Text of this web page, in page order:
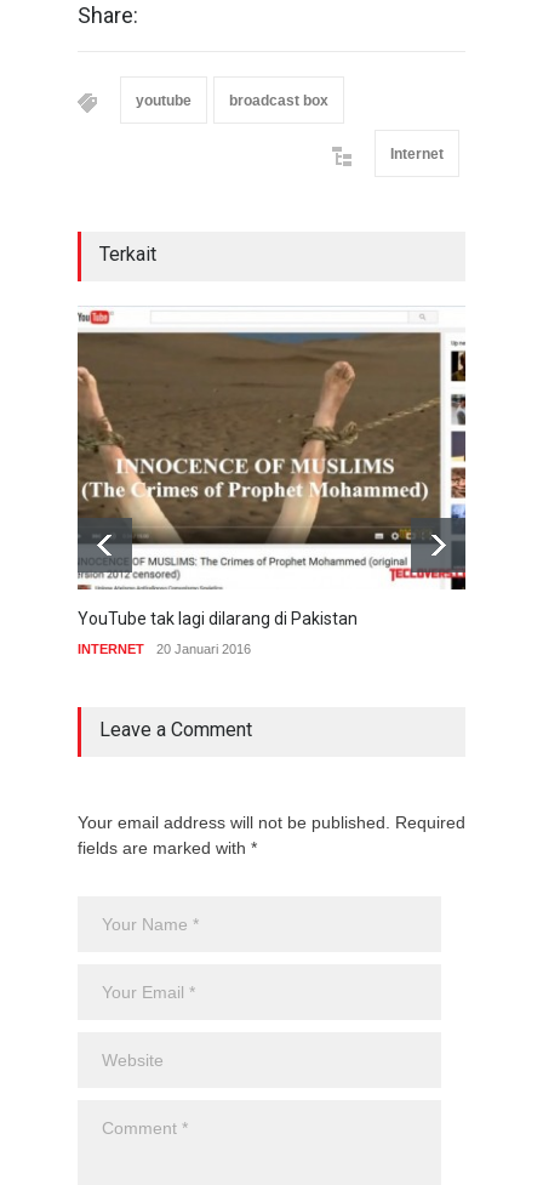
Share:
youtube broadcast box
Internet
Terkait
YouTube tak lagi dilarang di Pakistan
INTERNET 20 Januari 2016
Leave a Comment
Your email address will not be published. Required
fields are marked with *